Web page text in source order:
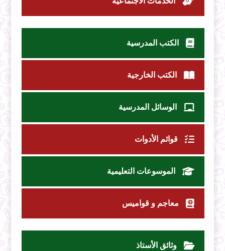
الكتب المدرسية
الكتب الخارجية
الوسائل المدرسية
قوائم الأدوات
الموسوعات التعليمية
معاجم و قواميس
وثائق الأستاذ